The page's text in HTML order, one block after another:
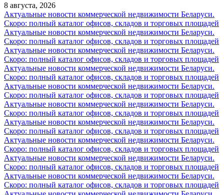
8 августа, 2026
Актуальные новости коммерческой недвижимости Беларуси.
Скоро: полный каталог офисов, складов и торговых площадей
Актуальные новости коммерческой недвижимости Беларуси.
Скоро: полный каталог офисов, складов и торговых площадей
Актуальные новости коммерческой недвижимости Беларуси.
Скоро: полный каталог офисов, складов и торговых площадей
Актуальные новости коммерческой недвижимости Беларуси.
Скоро: полный каталог офисов, складов и торговых площадей
Актуальные новости коммерческой недвижимости Беларуси.
Скоро: полный каталог офисов, складов и торговых площадей
Актуальные новости коммерческой недвижимости Беларуси.
Скоро: полный каталог офисов, складов и торговых площадей
Актуальные новости коммерческой недвижимости Беларуси.
Скоро: полный каталог офисов, складов и торговых площадей
Актуальные новости коммерческой недвижимости Беларуси.
Скоро: полный каталог офисов, складов и торговых площадей
Актуальные новости коммерческой недвижимости Беларуси.
Скоро: полный каталог офисов, складов и торговых площадей
Актуальные новости коммерческой недвижимости Беларуси.
Скоро: полный каталог офисов, складов и торговых площадей